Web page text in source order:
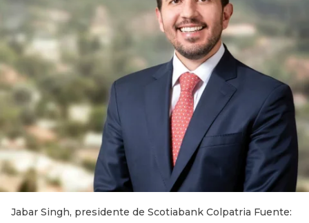
Jabar Singh, presidente de Scotiabank Colpatria Fuente: